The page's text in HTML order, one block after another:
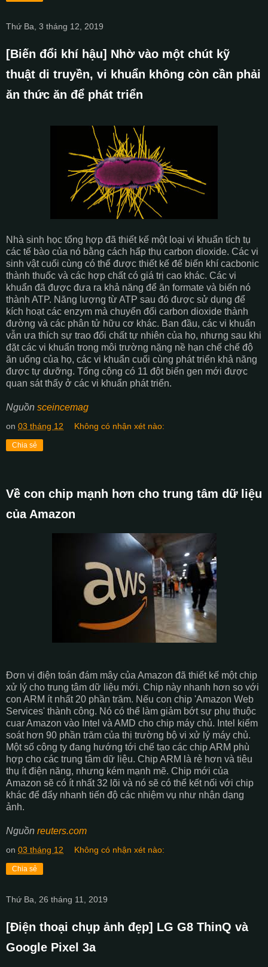
Thứ Ba, 3 tháng 12, 2019
[Biến đổi khí hậu] Nhờ vào một chút kỹ
thuật di truyền, vi khuẩn không còn cần phải
ăn thức ăn để phát triển
Nhà sinh học tổng hợp đã thiết kế một loại vi khuẩn tích tụ
các tế bào của nó bằng cách hấp thụ carbon dioxide. Các vi
sinh vật cuối cùng có thể được thiết kế để biến khí cacbonic
thành thuốc và các hợp chất có giá trị cao khác. Các vi
khuẩn đã được đưa ra khả năng để ăn formate và biến nó
thành ATP. Năng lượng từ ATP sau đó được sử dụng để
kích hoạt các enzym mà chuyển đổi carbon dioxide thành
đường và các phân tử hữu cơ khác. Ban đầu, các vi khuẩn
vẫn ưa thích sự trao đổi chất tự nhiên của họ, nhưng sau khi
đặt các vi khuẩn trong môi trường nặng nề hạn chế chế độ
ăn uống của họ, các vi khuẩn cuối cùng phát triển khả năng
được tự dưỡng. Tổng cộng có 11 đột biến gen mới được
quan sát thấy ở các vi khuẩn phát triển.
Nguồn sceincemag
on 03 tháng 12 Không có nhận xét nào:
Chia sẻ
Về con chip mạnh hơn cho trung tâm dữ liệu
của Amazon
Đơn vị điện toán đám mây của Amazon đã thiết kế một chip
xử lý cho trung tâm dữ liệu mới. Chip này nhanh hơn so với
con ARM ít nhất 20 phần trăm. Nếu con chip 'Amazon Web
Services' thành công. Nó có thể làm giảm bớt sự phụ thuộc
cuar Amazon vào Intel và AMD cho chip máy chủ. Intel kiểm
soát hơn 90 phần trăm của thị trường bộ vi xử lý máy chủ.
Một số công ty đang hướng tới chế tạo các chip ARM phù
hợp cho các trung tâm dữ liệu. Chip ARM là rẻ hơn và tiêu
thụ ít điện năng, nhưng kém mạnh mẽ. Chip mới của
Amazon sẽ có ít nhất 32 lõi và nó sẽ có thể kết nối với chip
khác để đẩy nhanh tiến độ các nhiệm vụ như nhận dạng
ảnh.
Nguồn reuters.com
on 03 tháng 12 Không có nhận xét nào:
Chia sẻ
Thứ Ba, 26 tháng 11, 2019
[Điện thoại chụp ảnh đẹp] LG G8 ThinQ và
Google Pixel 3a